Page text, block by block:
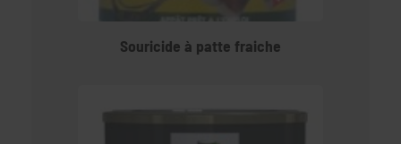
Souricide à patte fraiche